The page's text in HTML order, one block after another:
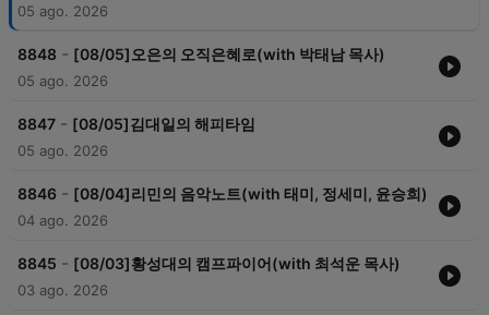
05 ago. 2026
8848 - [08/05]오은의 오직은혜로(with 박태남 목사)
05 ago. 2026
8847 - [08/05]김대일의 해피타임
05 ago. 2026
8846 - [08/04]리민의 음악노트(with 태미, 정세미, 윤승희)
04 ago. 2026
8845 - [08/03]황성대의 캠프파이어(with 최석운 목사)
03 ago. 2026